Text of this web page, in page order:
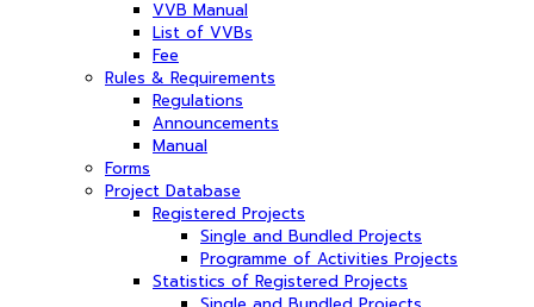
VVB Manual
List of VVBs
Fee
Rules & Requirements
Regulations
Announcements
Manual
Forms
Project Database
Registered Projects
Single and Bundled Projects
Programme of Activities Projects
Statistics of Registered Projects